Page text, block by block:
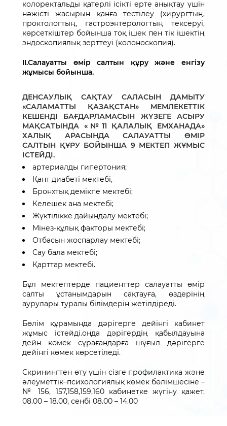
колоректальды қатерлі ісікті ерте анықтау үшін
нәжісті
жасырын қанға тестілеу(хирургтың,
проктологтың, гастроэнтерологтың тексеруі,
көрсеткіштер бойынша тоқ ішек пен тік ішектің
эндоскопиялық зерттеуі (колоноскопия).
II.Салауатты өмір салтын құру және енгізу
жұмысы бойынша.
ДЕНСАУЛЫҚ САҚТАУ САЛАСЫН ДАМЫТУ
«САЛАМАТТЫ ҚАЗАҚСТАН» МЕМЛЕКЕТТІК
КЕШЕНДІ БАҒДАРЛАМАСЫН ЖҮЗЕГЕ АСЫРУ
МАҚСАТЫНДА «№11 ҚАЛАЛЫҚ ЕМХАНАДА»
ХАЛЫҚ АРАСЫНДА САЛАУАТТЫ ӨМІР
САЛТЫН ҚҰРУ БОЙЫНША 9 МЕКТЕП ЖҰМЫС
ІСТЕЙДІ.
артериалды гипертония;
Қант диабеті мектебі,
Бронхтық демікпе мектебі;
Келешек ана мектебі;
Жүктілікке дайындалу мектебі;
Мінез-құлық факторы мектебі;
Отбасын жоспарлау мектебі;
Сау бала мектебі;
Қарттар мектебі.
Бұл мектептерде пациенттер салауатты өмір
салты ұстанымдарын сақтауға, өздерінің
аурулары туралы білімдерін жетілдіреді.
Бөлім құрамында дәрігерге дейінгі кабинет
жұмыс істейді.онда дәрігердің қабылдауына
дейн көмек сұрағандарға шұғыл дәрігерге
дейінгі көмек көрсетіледі.
Скринингтен өту үшін сізге профилактика және
әлеуметтік–психологиялық көмек бөлімшесіне –
№
156, 157,158,159,160 кабинетке жүгіну қажет.
08.00 – 18.00, сенбі 08.00 – 14.00